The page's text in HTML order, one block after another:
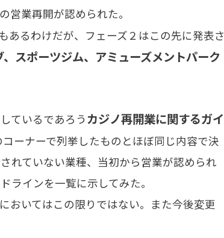
営業再開が認められた。
もあるわけだが、フェーズ２はこの先に発表さ
、スポーツジム、アミューズメントパーク
ているであろう カジノ再開業に関するガイ
ーナーで列挙したものとほぼ同じ内容で決
れていない業種、当初から営業が認められ
ラインを一覧に示してみた。
おいてはこの限りではない。また今後変更